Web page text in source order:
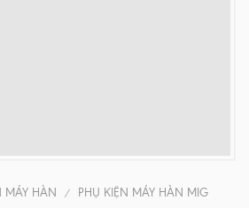
MÁY HÀN / PHỤ KIỆN MÁY HÀN MIG